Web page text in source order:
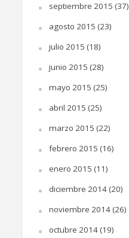
septiembre 2015 (37)
agosto 2015 (23)
julio 2015 (18)
junio 2015 (28)
mayo 2015 (25)
abril 2015 (25)
marzo 2015 (22)
febrero 2015 (16)
enero 2015 (11)
diciembre 2014(20)
noviembre 2014(26)
octubre 2014(19)